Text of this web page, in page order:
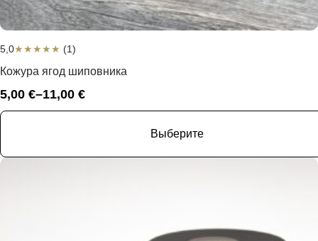
5,0★★★★★ (1)
Кожура ягод шиповника
5,00 €–11,00 €
Диапазон
цен:
11,00 €
Выберите